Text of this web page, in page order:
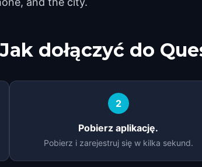
dołączyć do
2
Pobierz aplikację.
Pobierz i zarejestruj się w kilka sekund.